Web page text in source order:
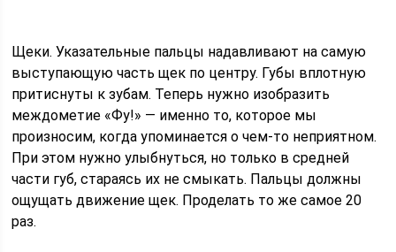
Щеки. Указательные пальцы надавливают на самую
выступающую часть щек по центру. Губы вплотную
притиснуты к зубам. Теперь нужно изобразить
междометие «Фу!» — именно то, которое мы
произносим, когда упоминается о чем-то неприятном.
При этом нужно улыбнуться, но только в средней
части губ, стараясь их не смыкать. Пальцы должны
ощущать движение щек. Проделать то же самое 20
раз.